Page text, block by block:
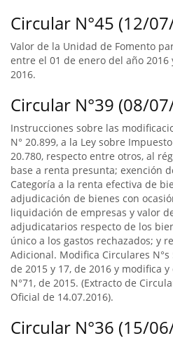
Circular N°45 (12/
Valor de la Unidad de Fomento
entre el 01 de enero del año 2016
2016.
Circular N°39 (08/
Instrucciones sobre las
N° 20.899, a la Ley sobre
20.780, respecto entre otros, al
base a renta presunta; exención
Categoría a la renta efectiva de
adjudicación de bienes con
liquidación de empresas y valor
adjudicatarios respecto de los
único a los gastos rechazados; y
Adicional. Modifica Circulares N°s
de 2015 y 17, de 2016 y modifica
N°71, de 2015. (Extracto de
Oficial de 14.07.2016).
Circular N°36 (15/